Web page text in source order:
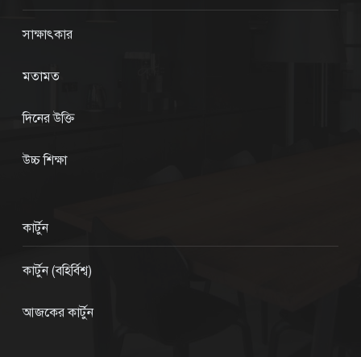
সাক্ষাৎকার
মতামত
দিনের উক্তি
উচ্চ শিক্ষা
কার্টুন
কার্টুন (বহির্বিশ্ব)
আজকের কার্টুন